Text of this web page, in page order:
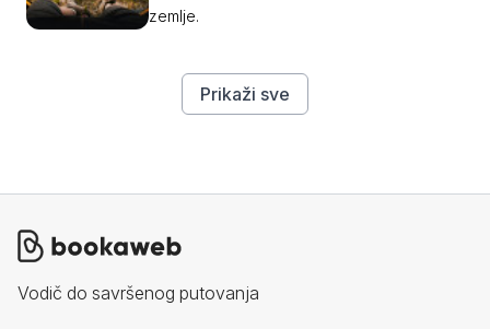
zemlje.
Prikaži sve
Vodič do savršenog putovanja